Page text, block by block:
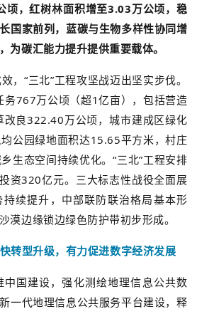
顷，红树林面积增至3.03万公顷，稳
国家前列，蓝碳与生物多样性协同增
为碳汇能力提升提供重要载体。
，“三北”工程攻坚战迈出坚实步伐。
767万公顷（超1亿亩），包括营造
良322.40万公顷，城市建成区绿化
公园绿地面积达15.65平方米，村庄
生态空间持续优化。“三北”工程安排
资320亿元。三大标志性战役全面展
续提升，中部联防联治格局基本形
漠边缘锁边绿色防护带初步形成。
转型升级，有力促进数字经济发展
中国建设，强化测绘地理信息公共数
一代地理信息公共服务平台建设，释